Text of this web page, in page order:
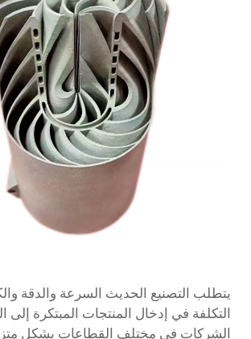
يتطلب التصنيع الحديث السرعة والدقة
التكلفة في إدخال المنتجات المبتكرة إلى
الشركات في مختلف القطاعات بشكل